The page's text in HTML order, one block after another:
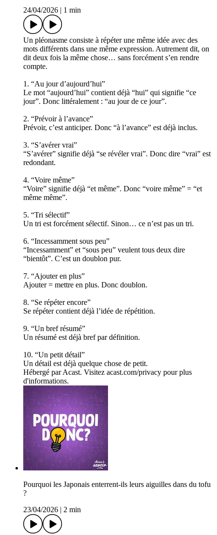
24/04/2026
1 min
Un pléonasme consiste à répéter une même idée avec des
mots différents dans une même expression. Autrement dit, on
dit deux fois la même chose… sans forcément s’en rendre
compte.
1. “Au jour d’aujourd’hui”
Le mot “aujourd’hui” contient déjà “hui” qui signifie “ce
jour”. Donc littéralement : “au jour de ce jour”.
2. “Prévoir à l’avance”
Prévoir, c’est anticiper. Donc “à l’avance” est déjà inclus.
3. “S’avérer vrai”
“S’avérer” signifie déjà “se révéler vrai”. Donc dire “vrai” est
redondant.
4. “Voire même”
“Voire” signifie déjà “et même”. Donc “voire même” = “et
même même”.
5. “Tri sélectif”
Un tri est forcément sélectif. Sinon… ce n’est pas un tri.
6. “Incessamment sous peu”
“Incessamment” et “sous peu” veulent tous deux dire
“bientôt”. C’est un doublon pur.
7. “Ajouter en plus”
Ajouter = mettre en plus. Donc doublon.
8. “Se répéter encore”
Se répéter contient déjà l’idée de répétition.
9. “Un bref résumé”
Un résumé est déjà bref par définition.
10. “Un petit détail”
Un détail est déjà quelque chose de petit.
Hébergé par Acast. Visitez acast.com/privacy pour plus
d'informations.
Pourquoi les Japonais enterrent-ils leurs aiguilles dans du tofu
?
23/04/2026
2 min